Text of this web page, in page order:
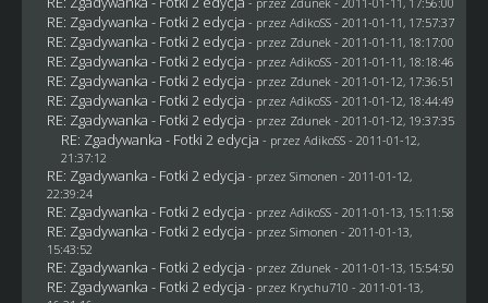
RE: Zgadywanka - Fotki 2 edycja - przez AdikoSS - 2011-01-11, 17:57:37
RE: Zgadywanka - Fotki 2 edycja - przez Zdunek- 2011-01-11, 18:17:00
RE: Zgadywanka - Fotki 2 edycja - przez AdikoSS - 2011-01-11, 18:18:46
RE: Zgadywanka - Fotki 2 edycja - przez Zdunek- 2011-01-12, 17:36:51
RE: Zgadywanka - Fotki 2 edycja - przez AdikoSS - 2011-01-12, 18:44:49
RE: Zgadywanka - Fotki 2 edycja - przez Zdunek- 2011-01-12, 19:37:35
RE: Zgadywanka - Fotki 2 edycja - przez AdikoSS - 2011-01-12,
21:37:12
RE: Zgadywanka - Fotki 2 edycja - przez Simonen - 2011-01-12,
22:39:24
RE: Zgadywanka - Fotki 2 edycja - przez AdikoSS - 2011-01-13, 15:11:58
RE: Zgadywanka - Fotki 2 edycja - przez Simonen - 2011-01-13,
15:43:52
RE: Zgadywanka - Fotki 2 edycja - przez Zdunek- 2011-01-13, 15:54:50
RE: Zgadywanka - Fotki 2 edycja - przez Krychu710 - 2011-01-13,